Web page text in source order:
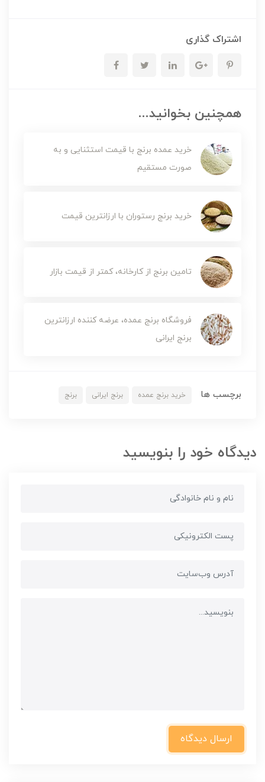
اشتراک گذاری
همچنین بخوانید...
خرید عمده برنج با قیمت استثنایی و به
صورت مستقیم
خرید برنج رستوران با ارزانترین قیمت
تامین برنج از کارخانه، کمتر از قیمت بازار
فروشگاه برنج عمده، عرضه کننده ارزانترین
برنج ایرانی
برچسب ها خرید برنج عمده برنج ایرانی برنج
دیدگاه خود را بنویسید
ارسال دیدگاه